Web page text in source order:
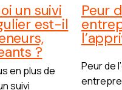
un suivi
est-il
?
en plus de
suivi
Peur
Peur de